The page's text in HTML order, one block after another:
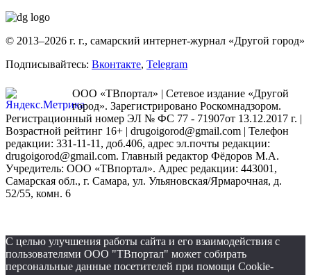
© 2013–2026 г. г., самарский интернет-журнал «Другой город»
Подписывайтесь: Вконтакте, Telegram
ООО «ТВпортал» | Сетевое издание «Другой
город». Зарегистрировано Роскомнадзором.
Регистрационный номер ЭЛ № ФС 77 - 71907от 13.12.2017 г. |
Возрастной рейтинг 16+ | drugoigorod@gmail.com | Телефон
редакции: 331-11-11, доб.406, адрес эл.почты редакции:
drugoigorod@gmail.com. Главный редактор Фёдоров М.А.
Учредитель: ООО «ТВпортал». Адрес редакции: 443001,
Самарская обл., г. Самара, ул. Ульяновская/Ярмарочная, д.
52/55, комн. 6
С целью улучшения работы сайта и его взаимодействия с
пользователями ООО "ТВпортал" может собирать
персональные данные посетителей при помощи Cookie-